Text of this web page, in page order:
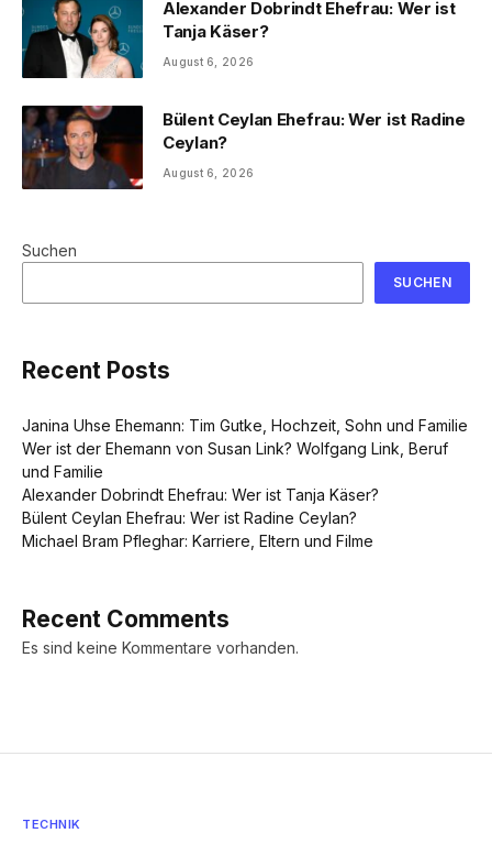
Alexander Dobrindt Ehefrau: Wer ist
Tanja Käser?
August 6, 2026
Bülent Ceylan Ehefrau: Wer ist Radine
Ceylan?
August 6, 2026
Suchen
SUCHEN
Recent Posts
Janina Uhse Ehemann: Tim Gutke, Hochzeit, Sohn und Familie
Wer ist der Ehemann von Susan Link? Wolfgang Link, Beruf
und Familie
Alexander Dobrindt Ehefrau: Wer ist Tanja Käser?
Bülent Ceylan Ehefrau: Wer ist Radine Ceylan?
Michael Bram Pfleghar: Karriere, Eltern und Filme
Recent Comments
Es sind keine Kommentare vorhanden.
TECHNIK